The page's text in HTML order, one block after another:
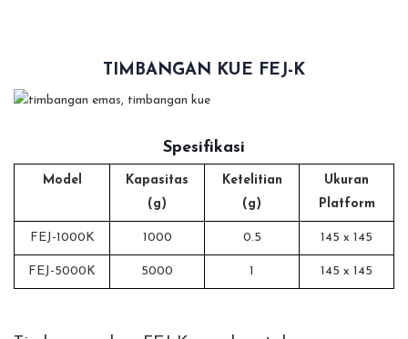
TIMBANGAN KUE FEJ-K
Spesifikasi
Model
Kapasitas
(g)
Ketelitian
(g)
Ukuran
Platform
FEJ-1000K 1000 0.5 145 x 145
FEJ-5000K 5000 1 145 x 145